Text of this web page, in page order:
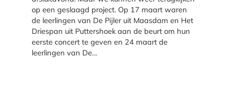
op een geslaagd project. Op 17 maart waren
de leerlingen van De Pijler uit Maasdam en Het
Driespan uit Puttershoek aan de beurt om hun
eerste concert te geven en 24 maart de
leerlingen van De…